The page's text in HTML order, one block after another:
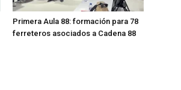
Primera Aula 88: formación para 78
ferreteros asociados a Cadena 88